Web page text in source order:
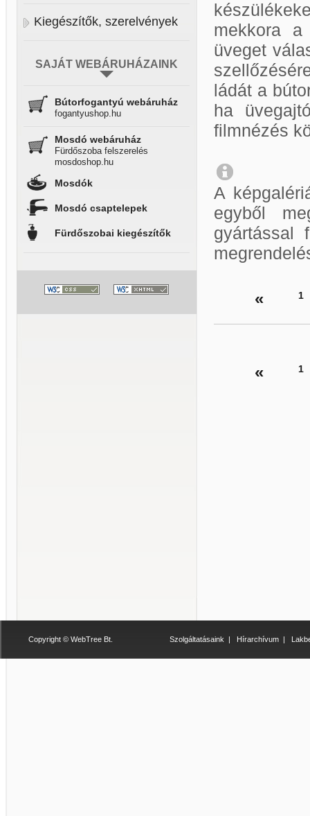
Kiegészítők, szerelvények
SAJÁT WEBÁRUHÁZAINK
Bútorfogantyú webáruház
fogantyushop.hu
Mosdó webáruház
Fürdőszoba felszerelés
mosdoshop.hu
Mosdók
Mosdó csaptelepek
Fürdőszobai kiegészítők
mekkora
üveget
ládát a
ha
filmnézés
A
egyből
gyártással
« 1
« 1
Copyright © WebTree Bt. Szolgáltatásaink | Hírarchívum |